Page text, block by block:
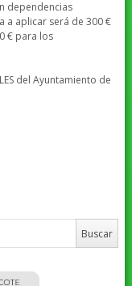
dependencias
a aplicar será de 300 €
€ para los
del Ayuntamiento de